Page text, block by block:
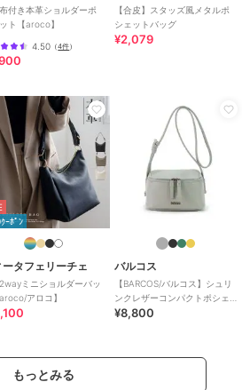
付き本革ショルダーポ
ト【aroco】
4.50 （4件）
【合皮】スタッズ風メタルポ
シェットバッグ
¥2,079
ｰﾎﾟﾝ
ータフェリーチェ
ミニショルダーバッ
アロコ】
バルコス
【BARCOS/バルコス】シュリ
ンクレザーコンパクトポシェ
ット
¥8,800
もっとみる